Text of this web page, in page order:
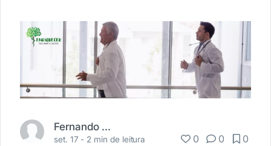
Fernando Carbonieri
set. 17 - 2 min de leitura 0 0 0